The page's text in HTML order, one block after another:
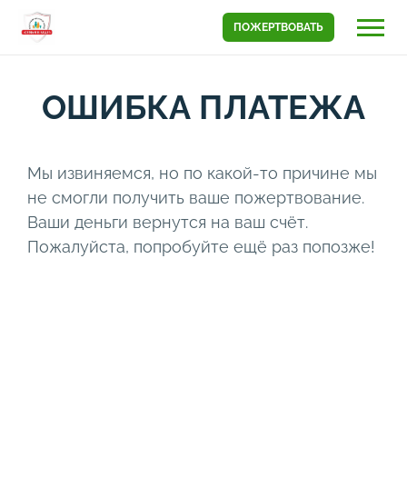
ПОЖЕРТВОВАТЬ
ОШИБКА ПЛАТЕЖА
Мы извиняемся, но по какой-то причине мы
не смогли получить ваше пожертвование.
Ваши деньги вернутся на ваш счёт.
Пожалуйста, попробуйте ещё раз попозже!